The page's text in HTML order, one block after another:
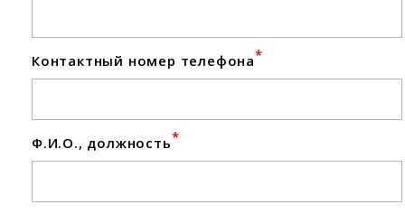
Контактный номер телефона*
Ф.И.О., должность*